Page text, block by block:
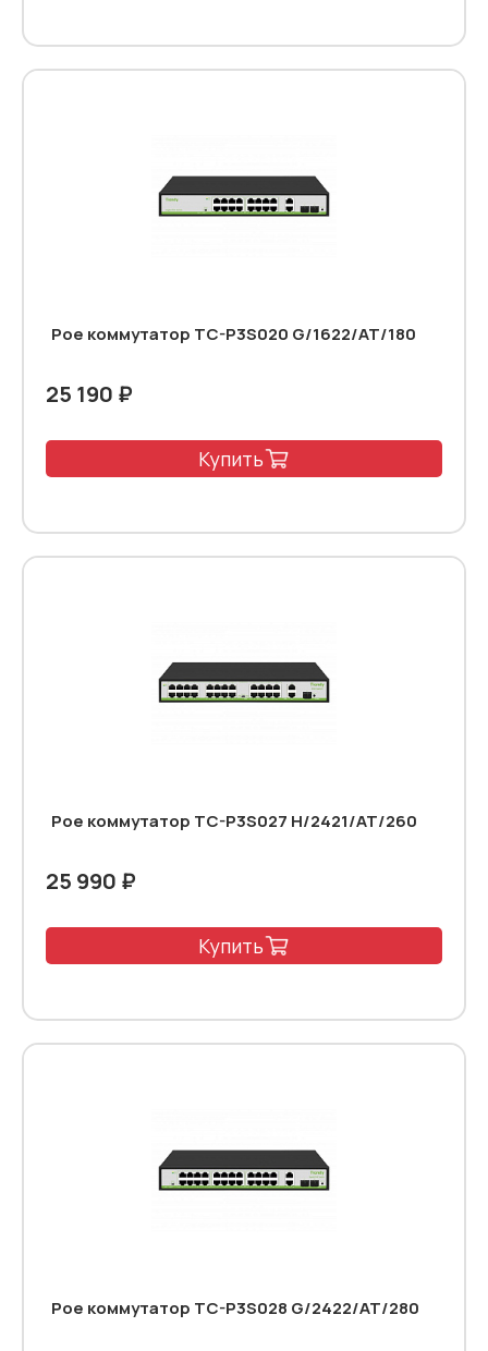
Poe коммутатор TC-P3S020 G/1622/AT/180
25 190 ₽
Купить
Poe коммутатор TC-P3S027 H/2421/AT/260
25 990 ₽
Купить
Poe коммутатор TC-P3S028 G/2422/AT/280